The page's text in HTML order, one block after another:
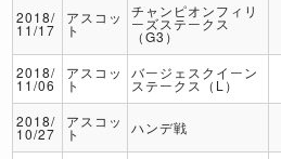
2018/
11/17
アスコッ
ト
チャンピオンフィリ
ーズステークス
（G3）
2018/
11/06
アスコッ
ト
バージェスクイーン
ステークス（L）
2018/
10/27
アスコッ
ト ハンデ戦